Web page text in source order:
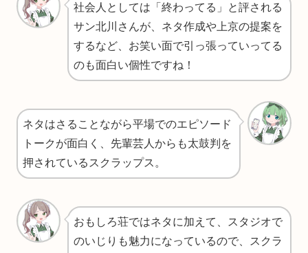
社会人としては「終わってる」と評される
サン北川さんが、ネタ作成や上京の提案を
するなど、お笑い面で引っ張っていってる
のも面白い個性ですね！
ネタはさることながら平場でのエピソード
トークが面白く、先輩芸人からも太鼓判を
押されているスクラップス。
おもしろ荘ではネタに加えて、スタジオで
のいじりも魅力になっているので、スクラ